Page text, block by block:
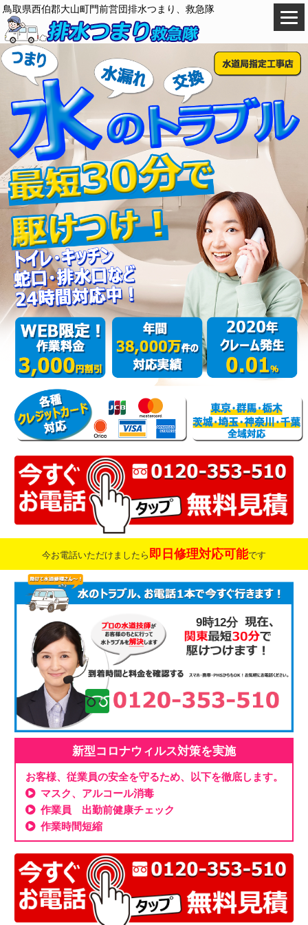
鳥取県西伯郡大山町門前営団排水つまり、救急隊
今お電話いただけましたら 即日修理対応可能です
9時12分
新型コロナウィルス対策を実施
お客様、従業員の安全を守るため、以下を徹底します。
マスク、アルコール消毒
作業員 出勤前健康チェック
作業時間短縮